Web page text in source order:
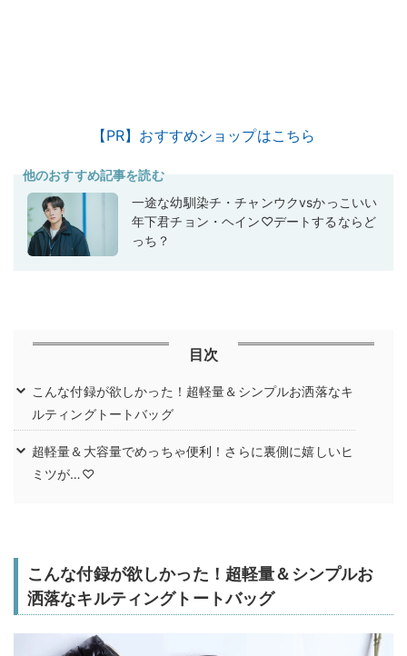
【PR】おすすめショップはこちら
他のおすすめ記事を読む
一途な幼馴染チ・チャンウクvsかっこいい
年下君チョン・ヘイン♡デートするならど
っち？
目次
こんな付録が欲しかった！超軽量＆シンプルお洒落なキ
ルティングトートバッグ
超軽量＆大容量でめっちゃ便利！さらに裏側に嬉しいヒ
ミツが…♡
こんな付録が欲しかった！超軽量＆シンプルお
洒落なキルティングトートバッグ